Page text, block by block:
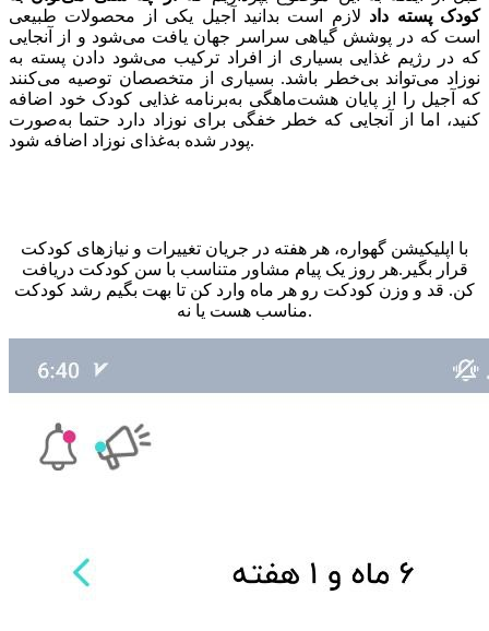
کودک پسته داد لازم است بدانید آجیل یکی از محصولات طبیعی
است که در پوشش گیاهی سراسر جهان یافت می‌شود و از آنجایی
که در رژیم غذایی بسیاری از افراد ترکیب می‌شود دادن پسته به
نوزاد می‌تواند بی‌خطر باشد. بسیاری از متخصصان توصیه می‌کنند
که آجیل را از پایان هشت‌ماهگی به‌برنامه غذایی کودک خود اضافه
کنید، اما از آنجایی که خطر خفگی برای نوزاد دارد حتما به‌صورت
پودر شده به‌غذای نوزاد اضافه شود.
با اپلیکیشن گهواره، هر هفته در جریان تغییرات و نیازهای کودکت
قرار بگیر.هر روز یک پیام مشاور متناسب با سن کودکت دریافت
کن. قد و وزن کودکت رو هر ماه وارد کن تا بهت بگیم رشد کودکت
مناسب هست یا نه.